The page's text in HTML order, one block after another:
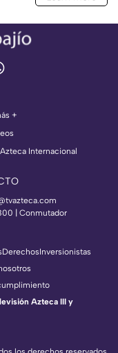
+
Internacional
| Conmutador
DerechosInversionistas
Azteca III y